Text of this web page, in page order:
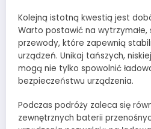
Kolejną istotną kwestią jest
Warto postawić na wytrzymałe,
przewody, które zapewnią
urządzeń. Unikaj tańszych,
mogą nie tylko spowolnić
bezpieczeństwu urządzenia.
Podczas podróży zaleca się
zewnętrznych baterii